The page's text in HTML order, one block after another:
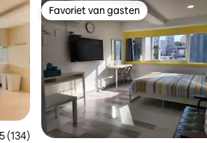
beoordeling van 4,85 op 5, 134
(134)
Favoriet van gasten
Favoriet van gasten